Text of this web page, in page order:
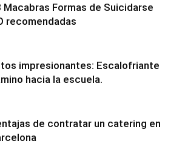
Macabras Formas de Suicidarse
recomendadas
impresionantes: Escalofriante
hacia la escuela.
de contratar un catering en